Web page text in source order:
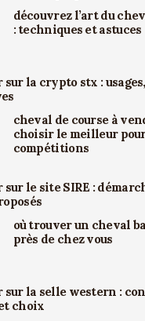
découvrez l’art du
: techniques et astuces
sur la crypto stx :
cheval de course à
choisir le meilleur
compétitions
sur le site SIRE :
où trouver un cheval
près de chez vous
sur la selle western :
choix